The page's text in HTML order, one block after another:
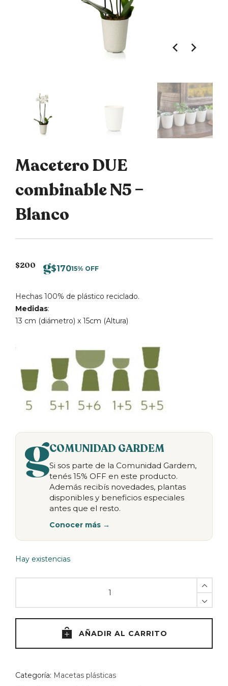
Macetero DUE
combinable N5 –
Blanco
$200 $17015% OFF
Hechas 100% de plástico reciclado.
Medidas:
13 cm (diámetro) x 15cm (Altura)
COMUNIDAD GARDEM
Si sos parte de la Comunidad Gardem,
tenés 15% OFF en este producto.
Además recibís novedades, plantas
disponibles y beneficios especiales
antes que el resto.
Conocer más →
Hay existencias
combinable
N5
AÑADIR AL CARRITO
Categoría: Macetas plásticas